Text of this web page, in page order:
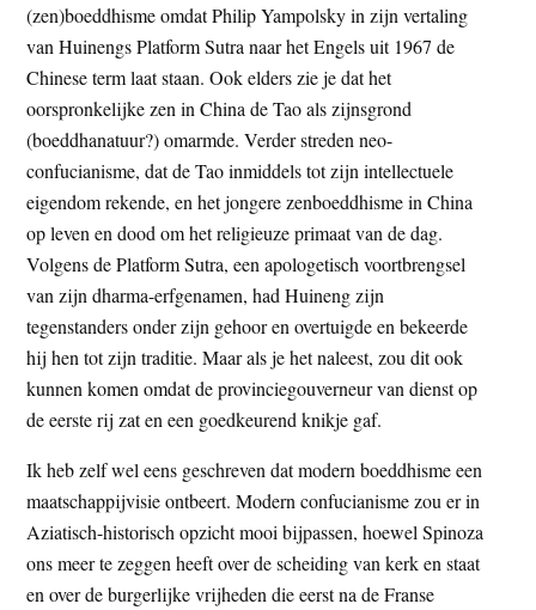
(zen)boeddhisme omdat Philip Yampolsky in zijn vertaling
van Huinengs Platform Sutra naar het Engels uit 1967 de
Chinese term laat staan. Ook elders zie je dat het
oorspronkelijke zen in China de Tao als zijnsgrond
(boeddhanatuur?) omarmde. Verder streden neo-
confucianisme, dat de Tao inmiddels tot zijn intellectuele
eigendom rekende, en het jongere zenboeddhisme in China
op leven en dood om het religieuze primaat van de dag.
Volgens de Platform Sutra, een apologetisch voortbrengsel
van zijn dharma-erfgenamen, had Huineng zijn
tegenstanders onder zijn gehoor en overtuigde en bekeerde
hij hen tot zijn traditie. Maar als je het naleest, zou dit ook
kunnen komen omdat de provinciegouverneur van dienst op
de eerste rij zat en een goedkeurend knikje gaf.
Ik heb zelf wel eens geschreven dat modern boeddhisme een
maatschappijvisie ontbeert. Modern confucianisme zou er in
Aziatisch-historisch opzicht mooi bijpassen, hoewel Spinoza
ons meer te zeggen heeft over de scheiding van kerk en staat
en over de burgerlijke vrijheden die eerst na de Franse